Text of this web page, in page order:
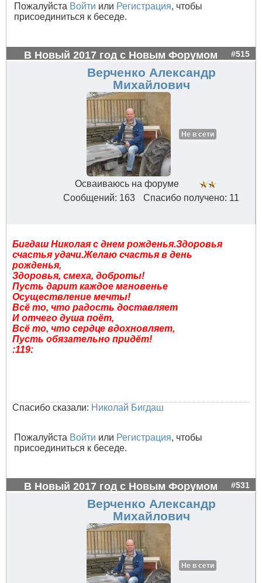
Пожалуйста Войти или Регистрация, чтобы
присоединиться к беседе.
В Новый 2017 год с Новым Форумом #515
Верченко Александр
Михайлович
Не в сети
Осваиваюсь на форуме
Сообщений: 163
Спасибо получено: 11
Бигдаш Николая с днем рожденья.Здоровья
счастья удачи.Желаю счастья в день
рожденья,
Здоровья, смеха, доброты!
Пусть дарит каждое мгновенье
Осуществление мечты!
Всё то, что радость доставляет
И отчего душа поёт,
Всё то, что сердце вдохновляет,
Пусть обязательно придёт!
:119:
Спасибо сказали: Николай Бигдаш
Пожалуйста Войти или Регистрация, чтобы
присоединиться к беседе.
В Новый 2017 год с Новым Форумом #531
Верченко Александр
Михайлович
Не в сети